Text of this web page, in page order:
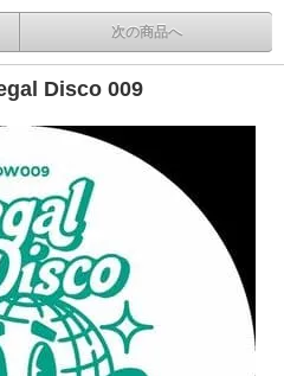
次の商品へ
Disco 009